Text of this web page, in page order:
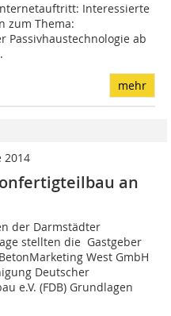
Interessierte
zum Thema:
Passivhaustechnologie ab
mehr
2014
an
der Darmstädter
stellten die Gastgeber
West GmbH
Deutscher
e.V. (FDB) Grundlagen